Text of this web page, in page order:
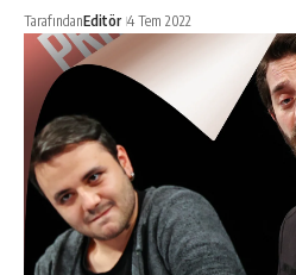
TarafındanEditör 4 Tem 2022